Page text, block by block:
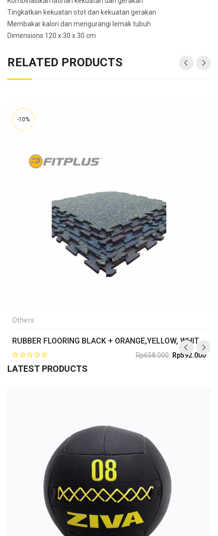
Tingkatkan kekuatan otot dan kekuatan gerakan
Membakar kalori dan mengurangi lemak tubuh
Dimensions 120 x 30 x 30 cm
RELATED PRODUCTS
-10%
Others
Rp658.000
Rp592.000
LATEST PRODUCTS